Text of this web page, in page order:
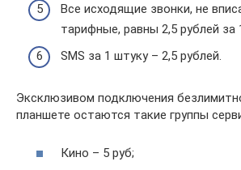
Все исходящие звонки, не
тарифные, равны 2,5 рублей за
SMS за 1 штуку – 2,5 рублей.
Эксклюзивом подключения
планшете остаются такие группы
Кино – 5 руб;